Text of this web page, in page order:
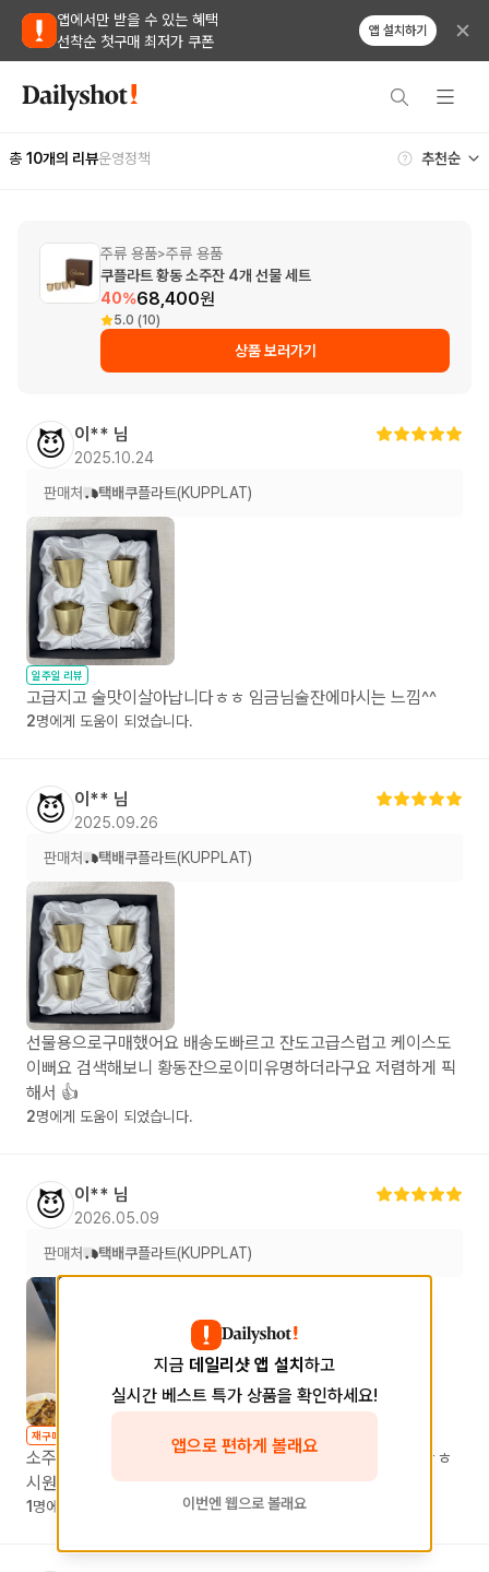
앱에서만 받을 수 있는 혜택
선착순 첫구매 최저가 쿠폰
앱 설치하기
총 10개의 리뷰운영정책
주류 용품>주류 용품
쿠플라트 황동 소주잔 4개 선물 세트
40%68,400원
5.0 (10)
상품 보러가기
😈 이** 님
2025.10.24
판매처 택배쿠플라트(KUPPLAT)
일주일 리뷰
고급지고 술맛이살아납니다ㅎㅎ 임금님술잔에마시는 느낌^^
2명에게 도움이 되었습니다.
😈 이** 님
2025.09.26
판매처 택배쿠플라트(KUPPLAT)
선물용으로구매했어요 배송도빠르고 잔도고급스럽고 케이스도
이뻐요 검색해보니 황동잔으로이미유명하더라구요 저렴하게 픽
해서 👍
2명에게 도움이 되었습니다.
😈 이** 님
2026.05.09
판매처 택배쿠플라트(KUPPLAT)
재구매
소주잔과 맥주잔 같이구매해서사용하고있는데 너무좋아요ㅎㅎ
시원함을그대로 느낄수있고 짠하는소리도 너무좋아요^^
1 명에게 도움이 되었습니다.
지금 데일리샷 앱 설치 하고
실시간 베스트 특가 상품을 확인하세요!
앱으로 편하게 볼래요
이번엔 웹으로 볼래요